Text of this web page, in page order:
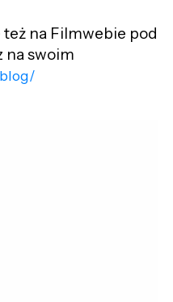
na Filmwebie pod
na swoim